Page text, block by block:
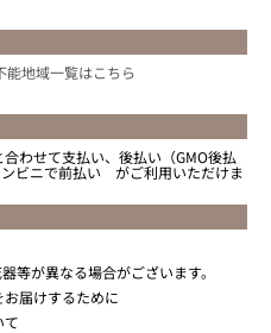
能地域一覧はこちら
わせて支払い、後払い（GMO後払
ビニで前払い がご利用いただけま
等が異なる場合がございます。
届けするために
て